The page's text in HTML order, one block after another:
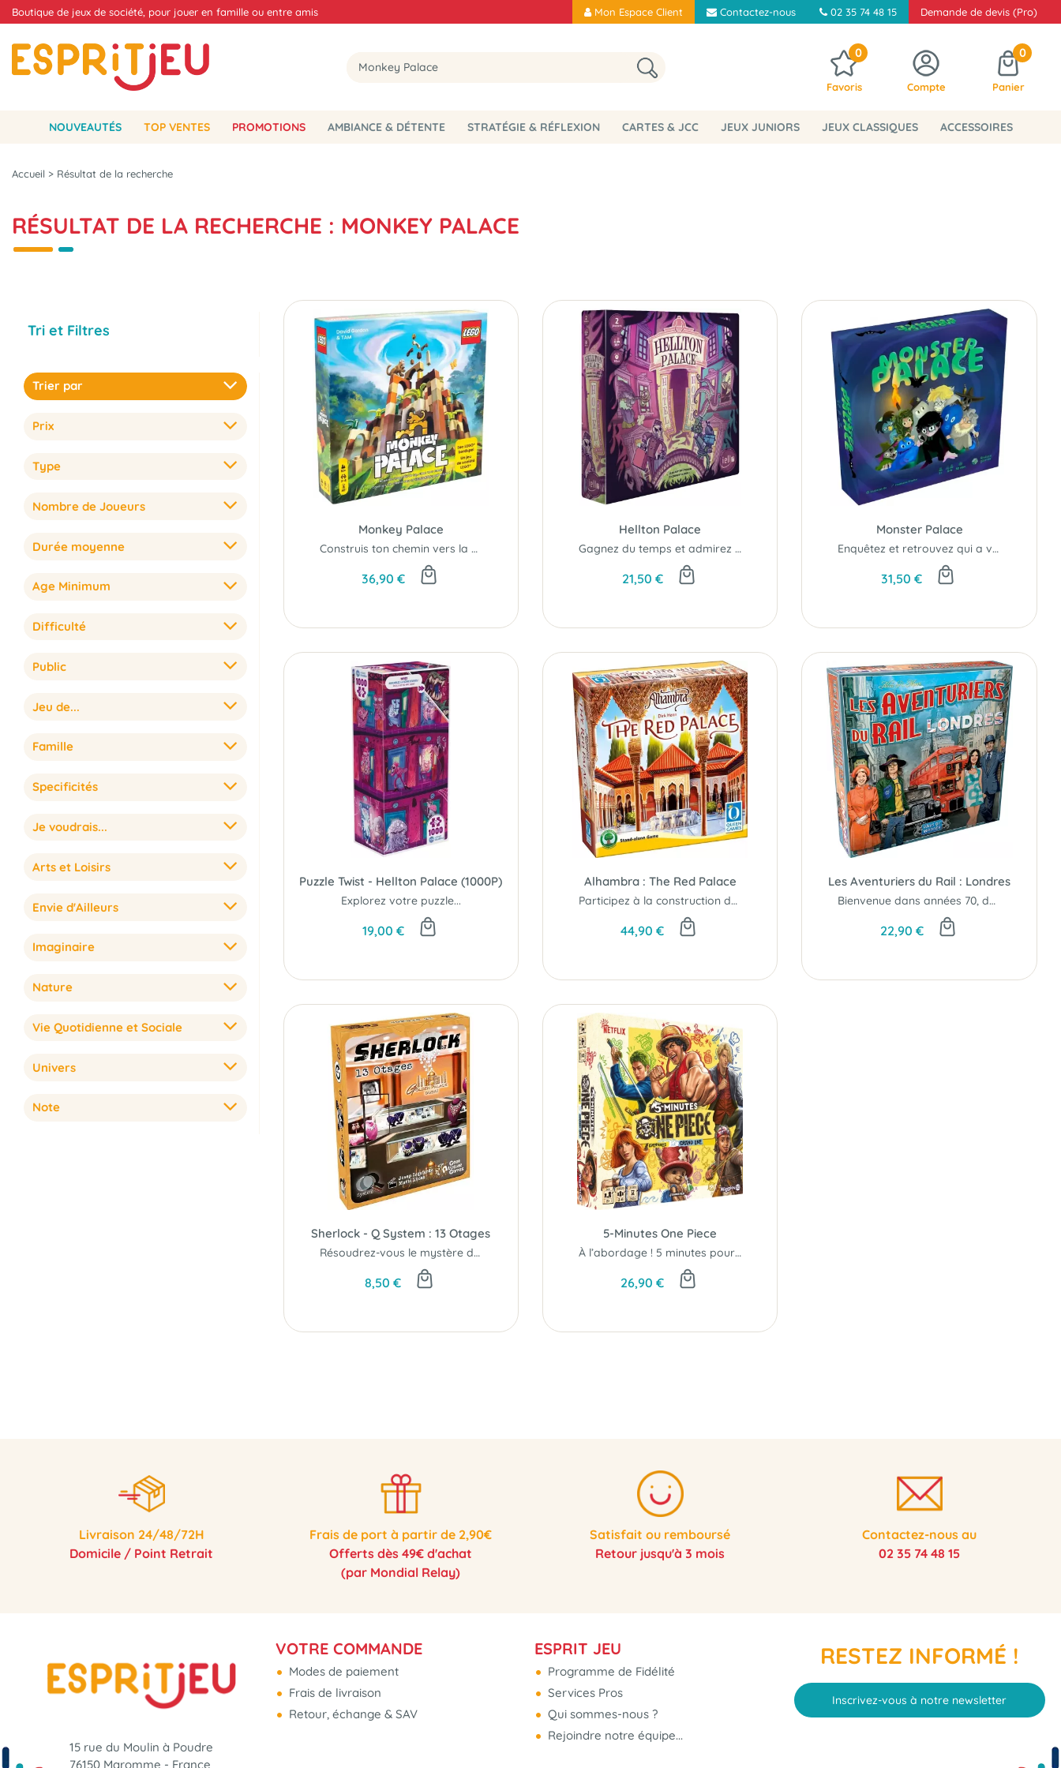
Boutique de jeux de société, pour jouer en famille ou entre amis Mon Espace Client Contactez-nous 02 35 74 48 15 Demande de devis (Pro)
0
Favoris Compte
0
Panier
NOUVEAUTÉS TOP VENTES PROMOTIONS AMBIANCE & DÉTENTE STRATÉGIE & RÉFLEXION CARTES & JCC JEUX JUNIORS JEUX CLASSIQUES ACCESSOIRES
Accueil > Résultat de la recherche
RÉSULTAT DE LA RECHERCHE : MONKEY PALACE
Tri et Filtres
Trier par
Prix
Type
Nombre de Joueurs
Durée moyenne
Age Minimum
Difficulté
Public
Jeu de...
Famille
Specificités
Je voudrais...
Arts et Loisirs
Envie d'Ailleurs
Imaginaire
Nature
Vie Quotidienne et Sociale
Univers
Note
Monkey Palace
Construis ton chemin vers la victoire brique par brique !
36,90 €
Hellton Palace
Gagnez du temps et admirez votre adversaire sombrer dans la défaite...
21,50 €
Monster Palace
Enquêtez et retrouvez qui a volé le trophée du "Monstre de l'Année ?"
31,50 €
Puzzle Twist - Hellton Palace (1000P)
Explorez votre puzzle...
19,00 €
Alhambra : The Red Palace
Participez à la construction du plus beau palais...
44,90 €
Les Aventuriers du Rail : Londres
Bienvenue dans années 70, dans la capitale mondiale de la musique et de la mode..!
22,90 €
Sherlock - Q System : 13 Otages
Résoudrez-vous le mystère du Golden Palace..?
8,50 €
5-Minutes One Piece
À l’abordage ! 5 minutes pour conquérir Grand Line...
26,90 €
Livraison 24/48/72H
Domicile / Point Retrait
Frais de port à partir de 2,90€
Offerts dès 49€ d'achat
(par Mondial Relay)
Satisfait ou remboursé
Retour jusqu'à 3 mois
Contactez-nous au
02 35 74 48 15
15 rue du Moulin à Poudre
76150 Maromme - France
VOTRE COMMANDE
Modes de paiement
Frais de livraison
Retour, échange & SAV
ESPRIT JEU
Programme de Fidélité
Services Pros
Qui sommes-nous ?
Rejoindre notre équipe...
RESTEZ INFORMÉ !
Inscrivez-vous à notre newsletter